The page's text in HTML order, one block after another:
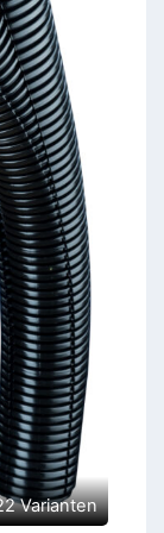
Varianten